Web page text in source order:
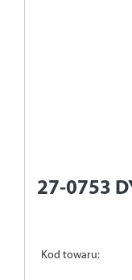
27-0753
Kod towaru: